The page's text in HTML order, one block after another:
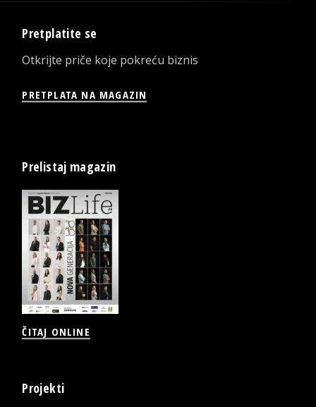
Pretplatite se
Otkrijte priče koje pokreću biznis
PRETPLATA NA MAGAZIN
Prelistaj magazin
ČITAJ ONLINE
Projekti